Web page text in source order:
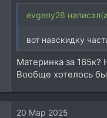
evgeny26
вот навскидку
Материнка за 165к?
Вообще хотелось
20 Мар 2025